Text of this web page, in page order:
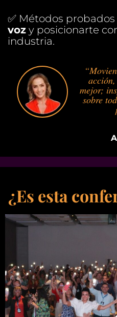
✅ Métodos probados
voz y posicionarte
industria.
mejor;
sobre
¿Es esta